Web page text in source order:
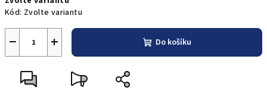
cena:
Kód: Zvolte variantu
+
− Do košíku